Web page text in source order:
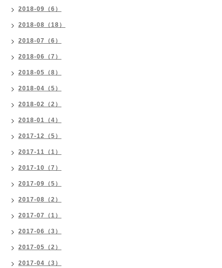
2018-09（6）
2018-08（18）
2018-07（6）
2018-06（7）
2018-05（8）
2018-04（5）
2018-02（2）
2018-01（4）
2017-12（5）
2017-11（1）
2017-10（7）
2017-09（5）
2017-08（2）
2017-07（1）
2017-06（3）
2017-05（2）
2017-04（3）